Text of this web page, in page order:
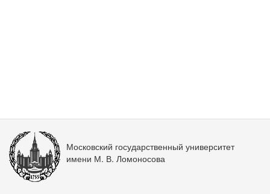
Московский государственный университет
имени М. В. Ломоносова